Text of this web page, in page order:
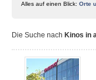
Alles auf einen Blick: Orte
Die Suche nach Kinos in